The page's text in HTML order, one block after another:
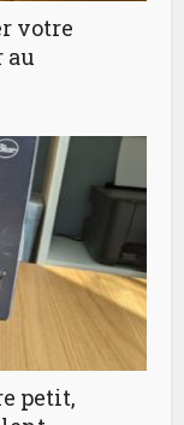
votre
au
petit,